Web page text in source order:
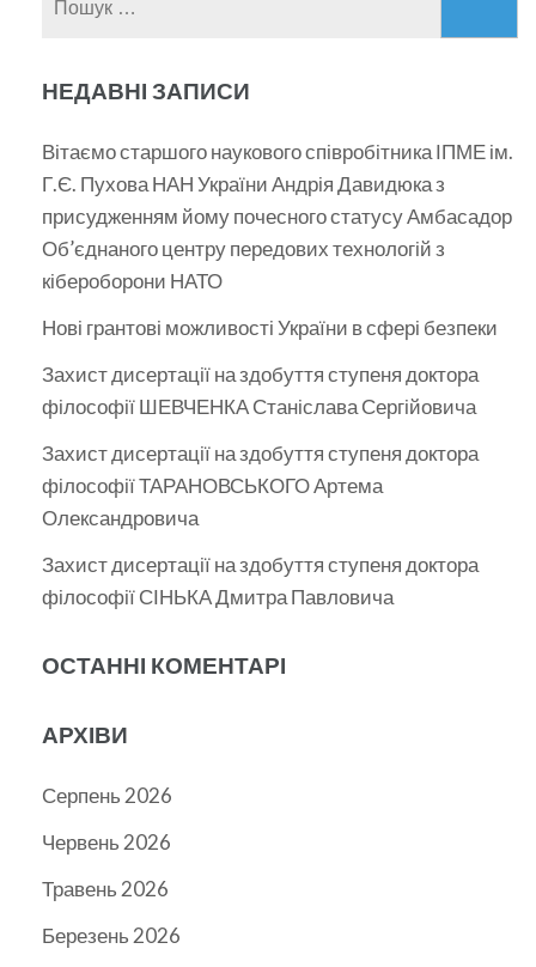
НЕДАВНІ ЗАПИСИ
Вітаємо старшого наукового співробітника ІПМЕ ім.
Г.Є. Пухова НАН України Андрія Давидюка з
присудженням йому почесного статусу Амбасадор
Об’єднаного центру передових технологій з
кібероборони НАТО
Нові грантові можливості України в сфері безпеки
Захист дисертації на здобуття ступеня доктора
філософії ШЕВЧЕНКА Станіслава Сергійовича
Захист дисертації на здобуття ступеня доктора
філософії ТАРАНОВСЬКОГО Артема
Олександровича
Захист дисертації на здобуття ступеня доктора
філософії СІНЬКА Дмитра Павловича
ОСТАННІ КОМЕНТАРІ
АРХІВИ
Серпень 2026
Червень 2026
Травень 2026
Березень 2026